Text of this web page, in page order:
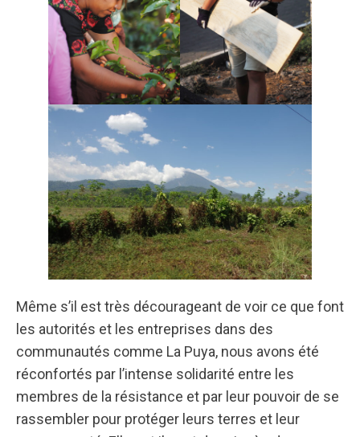
Même s’il est très décourageant de voir ce que font
les autorités et les entreprises dans des
communautés comme La Puya, nous avons été
réconfortés par l’intense solidarité entre les
membres de la résistance et par leur pouvoir de se
rassembler pour protéger leurs terres et leur